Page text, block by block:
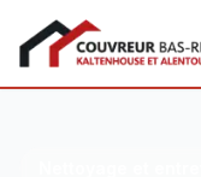
Couvreur Bas-Rhin